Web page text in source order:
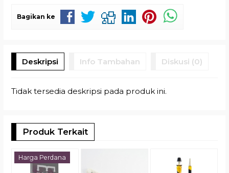
Bagikan ke
Deskripsi Info Tambahan Diskusi (0)
Tidak tersedia deskripsi pada produk ini.
Produk Terkait
Harga Perdana